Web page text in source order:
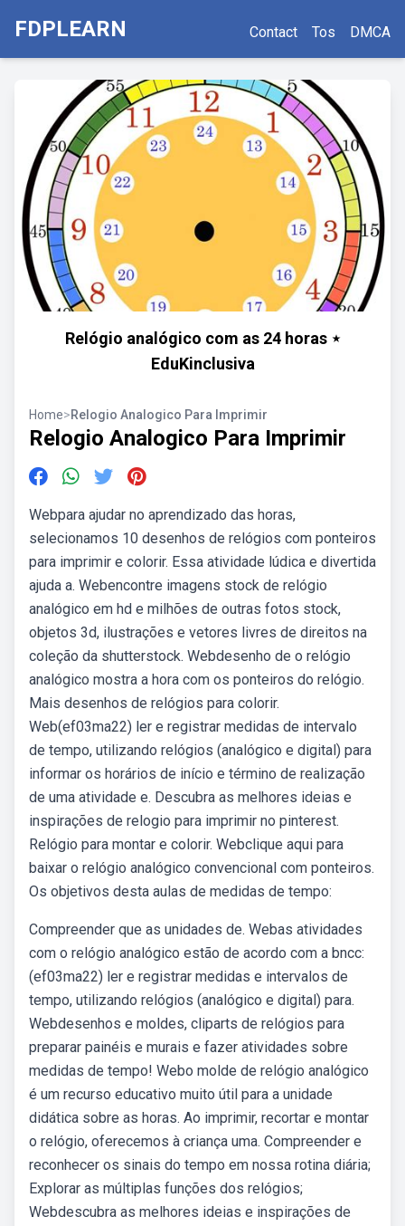
FDPLEARN Contact Tos DMCA
Relógio analógico com as 24 horas ⋆
EduKinclusiva
Home>Relogio Analogico Para Imprimir
Relogio Analogico Para Imprimir
Webpara ajudar no aprendizado das horas,
selecionamos 10 desenhos de relógios com ponteiros
para imprimir e colorir. Essa atividade lúdica e divertida
ajuda a. Webencontre imagens stock de relógio
analógico em hd e milhões de outras fotos stock,
objetos 3d, ilustrações e vetores livres de direitos na
coleção da shutterstock. Webdesenho de o relógio
analógico mostra a hora com os ponteiros do relógio.
Mais desenhos de relógios para colorir.
Web(ef03ma22) ler e registrar medidas de intervalo
de tempo, utilizando relógios (analógico e digital) para
informar os horários de início e término de realização
de uma atividade e. Descubra as melhores ideias e
inspirações de relogio para imprimir no pinterest.
Relógio para montar e colorir. Webclique aqui para
baixar o relógio analógico convencional com ponteiros.
Os objetivos desta aulas de medidas de tempo:
Compreender que as unidades de. Webas atividades
com o relógio analógico estão de acordo com a bncc:
(ef03ma22) ler e registrar medidas e intervalos de
tempo, utilizando relógios (analógico e digital) para.
Webdesenhos e moldes, cliparts de relógios para
preparar painéis e murais e fazer atividades sobre
medidas de tempo! Webo molde de relógio analógico
é um recurso educativo muito útil para a unidade
didática sobre as horas. Ao imprimir, recortar e montar
o relógio, oferecemos à criança uma. Compreender e
reconhecer os sinais do tempo em nossa rotina diária;
Explorar as múltiplas funções dos relógios;
Webdescubra as melhores ideias e inspirações de